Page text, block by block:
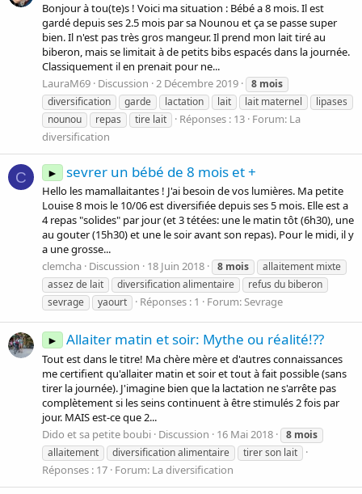
Bonjour à tou(te)s ! Voici ma situation : Bébé a 8 mois. Il est
gardé depuis ses 2.5 mois par sa Nounou et ça se passe super
bien. Il n'est pas très gros mangeur. Il prend mon lait tiré au
biberon, mais se limitait à de petits bibs espacés dans la journée.
Classiquement il en prenait pour ne...
LauraM69 Discussion 2 Décembre 2019 8 mois
diversification
garde lactation lait lait maternel
lipases
nounou
repas tire lait Réponses : 13 Forum: La
diversification
C ► sevrer un bébé de 8 mois et +
Hello les mamallaitantes ! J'ai besoin de vos lumières. Ma petite
Louise 8 mois le 10/06 est diversifiée depuis ses 5 mois. Elle est a
4 repas "solides" par jour (et 3 tétées: une le matin tôt (6h30), une
au gouter (15h30) et une le soir avant son repas). Pour le midi, il y
a une grosse...
clemcha Discussion 18 Juin 2018 8 mois
allaitement mixte
assez de lait
diversification alimentaire
refus du biberon
sevrage
yaourt Réponses : 1 Forum:Sevrage
► Allaiter matin et soir: Mythe ou réalité!??
Tout est dans le titre! Ma chère mère et d'autres connaissances
me certifient qu'allaiter matin et soir et tout à fait possible (sans
tirer la journée). J'imagine bien que la lactation ne s'arrête pas
complètement si les seins continuent à être stimulés 2 fois par
jour. MAIS est-ce que 2...
Dido et sa petite boubi Discussion 16 Mai 2018 8 mois
allaitement
diversification alimentaire tirer son lait
Réponses : 17 Forum: La diversification